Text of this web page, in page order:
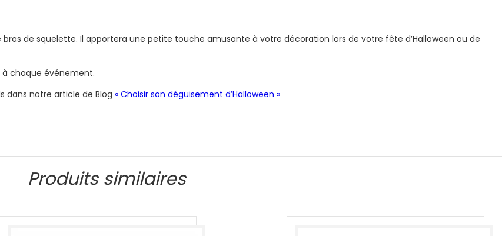
de squelette. Il apportera une petite touche amusante à votre décoration lors de votre fête d’Halloween ou de
à chaque événement.
dans notre article de Blog « Choisir son déguisement d’Halloween »
Produits similaires